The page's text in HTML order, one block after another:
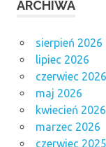
ARCHIWA
sierpień 2026
lipiec 2026
czerwiec 2026
maj 2026
kwiecień 2026
marzec 2026
czerwiec 2025